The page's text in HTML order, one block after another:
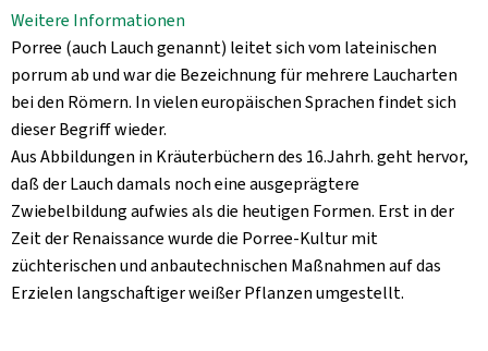
Weitere Informationen
Porree (auch Lauch genannt) leitet sich vom lateinischen
porrum ab und war die Bezeichnung für mehrere Laucharten
bei den Römern. In vielen europäischen Sprachen findet sich
dieser Begriff wieder.
Aus Abbildungen in Kräuterbüchern des 16.Jahrh. geht hervor,
daß der Lauch damals noch eine ausgeprägtere
Zwiebelbildung aufwies als die heutigen Formen. Erst in der
Zeit der Renaissance wurde die Porree-Kultur mit
züchterischen und anbautechnischen Maßnahmen auf das
Erzielen langschaftiger weißer Pflanzen umgestellt.